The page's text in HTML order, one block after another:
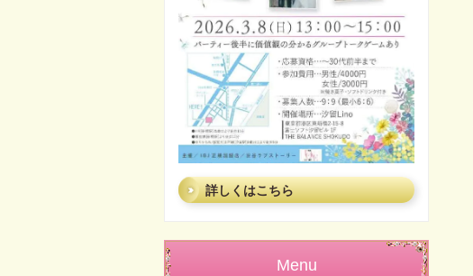
詳しくはこちら
Menu